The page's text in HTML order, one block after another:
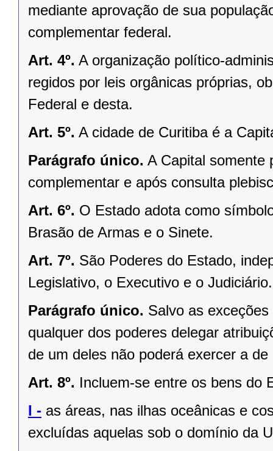
mediante aprovação de sua
complementar federal.
Art. 4º. A organização político-
regidos por leis orgânicas próprias,
Federal e desta.
Art. 5º. A cidade de Curitiba é a
Parágrafo único. A Capital somente
complementar e após consulta
Art. 6º. O Estado adota como
Brasão de Armas e o Sinete.
Art. 7º. São Poderes do Estado,
Legislativo, o Executivo e o Judiciário.
Parágrafo único. Salvo as
qualquer dos poderes delegar
de um deles não poderá exercer a de
Art. 8º. Incluem-se entre os bens do
I - as áreas, nas ilhas oceânicas e
excluídas aquelas sob o domínio da